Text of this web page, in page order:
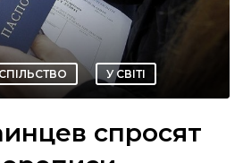
У СВІТІ
спросят